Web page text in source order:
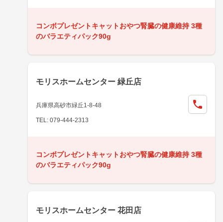
コンボプレゼントキャットおやつ腎臓の健康維持 3種
のバラエティパック90g
モリスホームセンター 緑丘店
兵庫県高砂市緑丘1-8-48
TEL: 079-444-2313
コンボプレゼントキャットおやつ腎臓の健康維持 3種
のバラエティパック90g
モリスホームセンター 花田店